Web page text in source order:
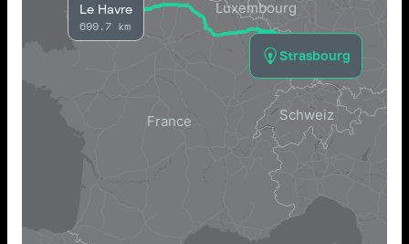
Strasbourg
Le Havre
699.7 km